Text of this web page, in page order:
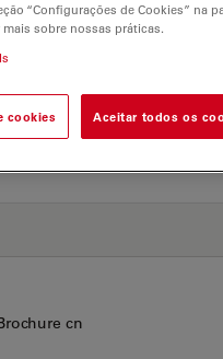
cn
“Configurações de Cookies” na
sobre nossas práticas.
cookies Aceitar todos os